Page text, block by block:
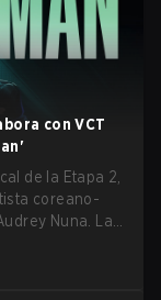
con VCT
de la Etapa 2,
coreano-
Nuna. La
7 de agosto,